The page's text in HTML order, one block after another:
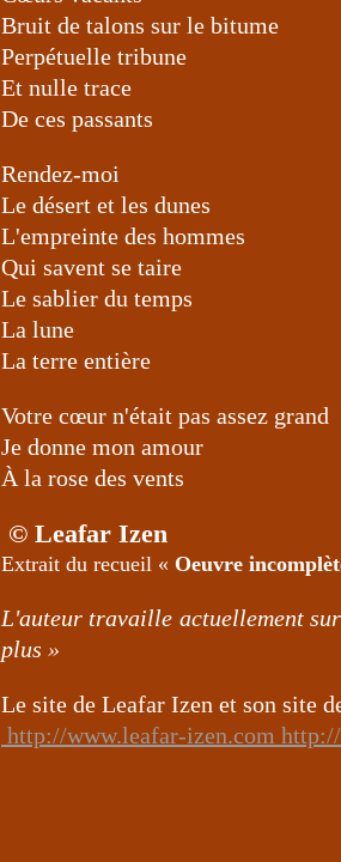
Bruit de talons sur le bitume
Perpétuelle tribune
Et nulle trace
De ces passants
Rendez-moi
Le désert et les dunes
L'empreinte des hommes
Qui savent se taire
Le sablier du temps
La lune
La terre entière
Votre cœur n'était pas assez grand
Je donne mon amour
À la rose des vents
© Leafar Izen
Extrait du recueil « Oeuvre
L'auteur travaille actuellement
plus »
Le site de Leafar Izen et son site
http://www.leafar-izen.com